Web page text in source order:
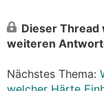
Dieser Thread
weiteren
Nächstes Thema: